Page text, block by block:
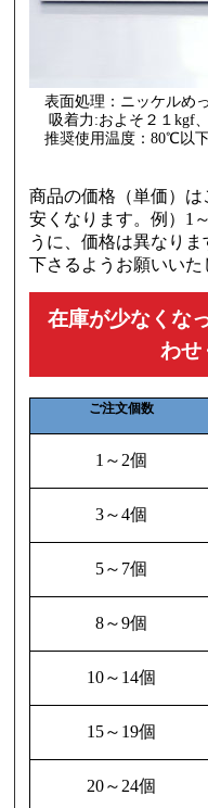
表面処理：ニッケルめ
吸着力:およそ２１kgf
推奨使用温度：80℃以
商品の価格（単価）
安くなります。例）1
うに、価格は異なり
下さるようお願いいた
在庫が少なくな
わせ
ご注文個数
1～2個
3～4個
5～7個
8～9個
10～14個
15～19個
20～24個